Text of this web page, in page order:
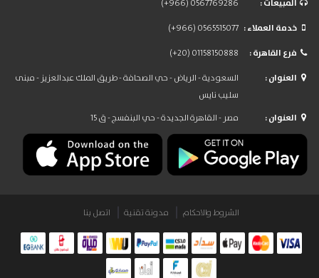
: المبيعات
(+966) 0567769286
: خدمة العملاء
(+966) 0565515077
: فرع القاهرة
(+20) 01158150888
: العنوان
السعودية - الرياض - حي الصحافة - طريق الملك عبدالعزيز - مبنى
سليب نايس
: العنوان
مصر - القاهرة الجديدة - حي البنفسج - ق 15
الشروط والاحكام مدونة تقنية اتصل بنا